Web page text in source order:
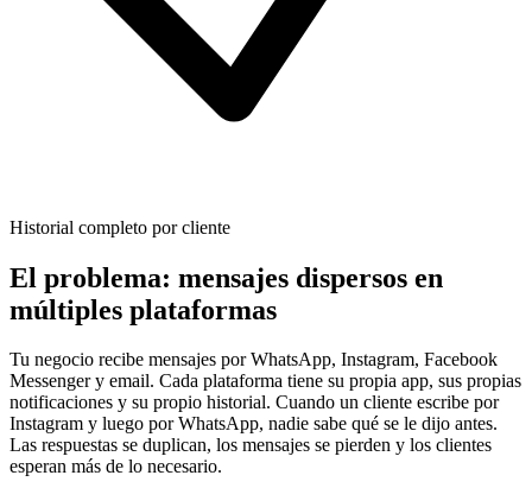
Historial completo por cliente
El problema: mensajes dispersos en
múltiples plataformas
Tu negocio recibe mensajes por WhatsApp, Instagram, Facebook
Messenger y email. Cada plataforma tiene su propia app, sus propias
notificaciones y su propio historial. Cuando un cliente escribe por
Instagram y luego por WhatsApp, nadie sabe qué se le dijo antes.
Las respuestas se duplican, los mensajes se pierden y los clientes
esperan más de lo necesario.